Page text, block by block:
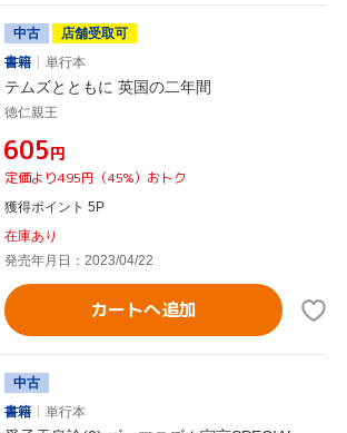
中古
店舗受取可
書籍
単行本
テムズとともに 英国の二年間
徳仁親王
¥605円
定価より495円（45%）おトク
獲得ポイント 5P
在庫あり
発売年月日：2023/04/22
カートへ追加
中古
書籍
単行本